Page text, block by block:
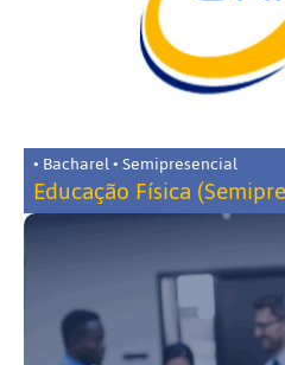
• Bacharel • Semipresencial
Educação Física